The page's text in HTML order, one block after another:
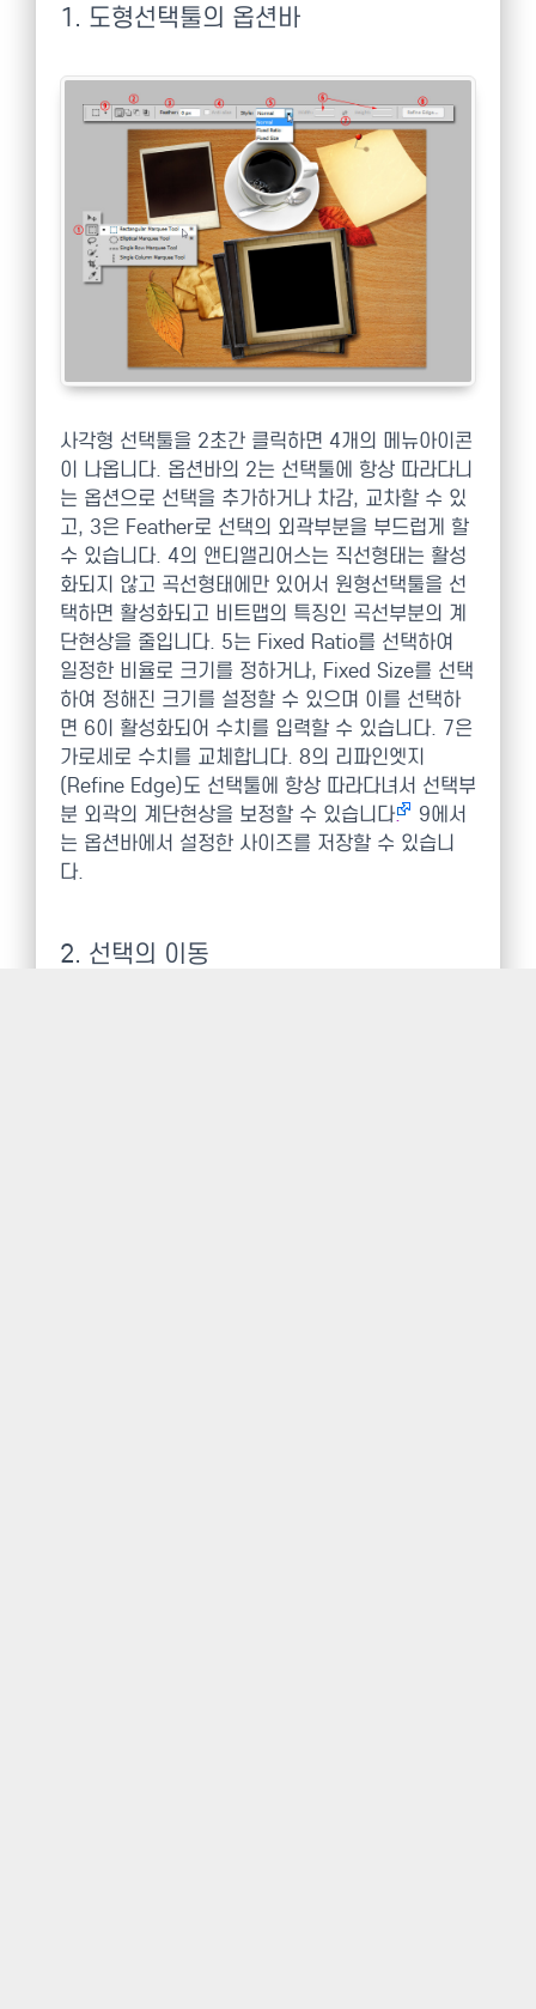
1. 도형선택툴의 옵션바
사각형 선택툴을 2초간 클릭하면 4개의 메뉴아이콘
이 나옵니다. 옵션바의 2는 선택툴에 항상 따라다니
는 옵션으로 선택을 추가하거나 차감, 교차할 수 있
고, 3은 Feather로 선택의 외곽부분을 부드럽게 할
수 있습니다. 4의 앤티앨리어스는 직선형태는 활성
화되지 않고 곡선형태에만 있어서 원형선택툴을 선
택하면 활성화되고 비트맵의 특징인 곡선부분의 계
단현상을 줄입니다. 5는 Fixed Ratio를 선택하여
일정한 비율로 크기를 정하거나, Fixed Size를 선택
하여 정해진 크기를 설정할 수 있으며 이를 선택하
면 6이 활성화되어 수치를 입력할 수 있습니다. 7은
가로세로 수치를 교체합니다. 8의 리파인엣지
(Refine Edge)도 선택툴에 항상 따라다녀서 선택부
분 외곽의 계단현상을 보정할 수 있습니다.
9에서
는 옵션바에서 설정한 사이즈를 저장할 수 있습니
다.
2. 선택의 이동